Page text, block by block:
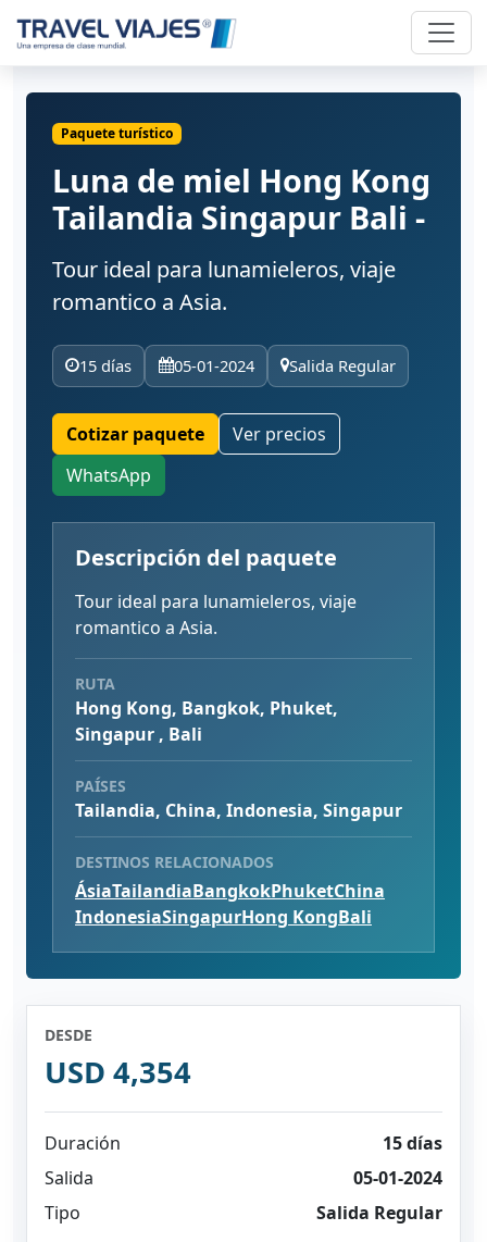
Paquete turístico
Luna de miel Hong Kong
Tailandia Singapur Bali -
Tour ideal para lunamieleros, viaje
romantico a Asia.
15 días 05-01-2024 Salida Regular
Cotizar paquete
Ver precios
WhatsApp
Descripción del paquete
Tour ideal para lunamieleros, viaje
romantico a Asia.
RUTA
Hong Kong, Bangkok, Phuket,
Singapur , Bali
PAÍSES
Tailandia, China, Indonesia, Singapur
DESTINOS RELACIONADOS
ÁsiaTailandiaBangkokPhuketChina
IndonesiaSingapurHong KongBali
DESDE
USD 4,354
Duración
15 días
Salida
05-01-2024
Tipo
Salida Regular